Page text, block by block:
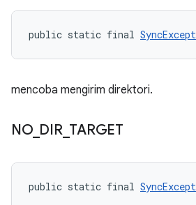
public static final
mencoba mengirim direktori.
NO_ DIR_ TARGET
public static final